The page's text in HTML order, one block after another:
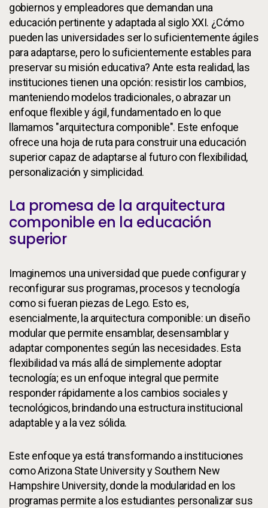
gobiernos y empleadores que demandan una
educación pertinente y adaptada al siglo XXI. ¿Cómo
pueden las universidades ser lo suficientemente ágiles
para adaptarse, pero lo suficientemente estables para
preservar su misión educativa? Ante esta realidad, las
instituciones tienen una opción: resistir los cambios,
manteniendo modelos tradicionales, o abrazar un
enfoque flexible y ágil, fundamentado en lo que
llamamos "arquitectura componible". Este enfoque
ofrece una hoja de ruta para construir una educación
superior capaz de adaptarse al futuro con flexibilidad,
personalización y simplicidad.
La promesa de la arquitectura
componible en la educación
superior
Imaginemos una universidad que puede configurar y
reconfigurar sus programas, procesos y tecnología
como si fueran piezas de Lego. Esto es,
esencialmente, la arquitectura componible: un diseño
modular que permite ensamblar, desensamblar y
adaptar componentes según las necesidades. Esta
flexibilidad va más allá de simplemente adoptar
tecnología; es un enfoque integral que permite
responder rápidamente a los cambios sociales y
tecnológicos, brindando una estructura institucional
adaptable y a la vez sólida.
Este enfoque ya está transformando a instituciones
como Arizona State University y Southern New
Hampshire University, donde la modularidad en los
programas permite a los estudiantes personalizar sus